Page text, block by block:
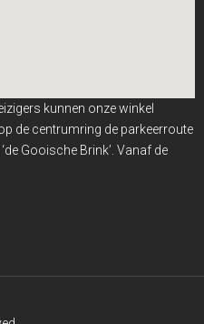
kunnen onze winkel
de centrumring de parkeerroute
Gooische Brink’. Vanaf de